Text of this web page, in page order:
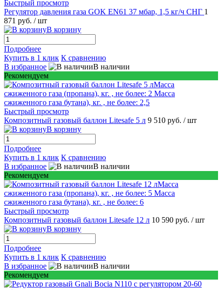
Быстрый просмотр
Регулятор давления газа GOK EN61 37 мбар, 1,5 кг/ч СНГ 1
871 руб. / шт
В корзину
Подробнее
Купить в 1 клик К сравнению
В избранное
В наличии
Рекомендуем
Быстрый просмотр
Композитный газовый баллон Litesafe 5 л 9 510 руб. / шт
В корзину
Подробнее
Купить в 1 клик К сравнению
В избранное
В наличии
Рекомендуем
Быстрый просмотр
Композитный газовый баллон Litesafe 12 л 10 590 руб. / шт
В корзину
Подробнее
Купить в 1 клик К сравнению
В избранное
В наличии
Рекомендуем